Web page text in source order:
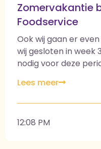
Zomervakantie
Foodservice
Ook wij gaan er
wij gesloten in week
nodig voor deze
alles nog vóór onze
van deze
Lees meer
12:08 PM